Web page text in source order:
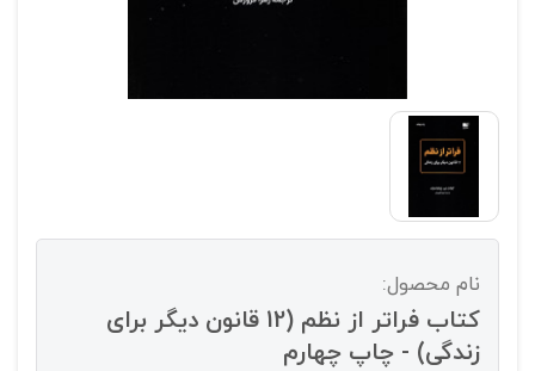
نام محصول:
کتاب فراتر از نظم (12 قانون دیگر برای
زندگی) - چاپ چهارم